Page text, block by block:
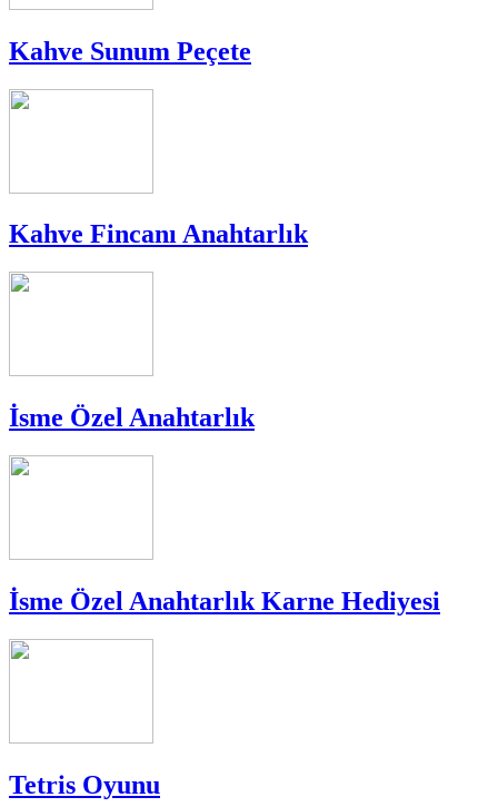
Kahve Sunum Peçete
Kahve Fincanı Anahtarlık
İsme Özel Anahtarlık
İsme Özel Anahtarlık Karne Hediyesi
Tetris Oyunu